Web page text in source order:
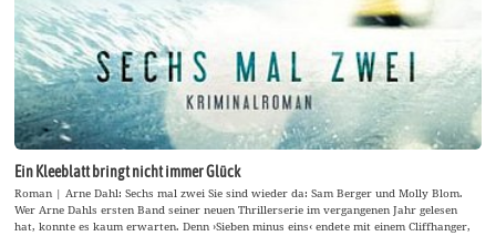
Ein Kleeblatt bringt nicht immer Glück
Roman | Arne Dahl: Sechs mal zwei Sie sind wieder da: Sam Berger und Molly Blom.
Wer Arne Dahls ersten Band seiner neuen Thrillerserie im vergangenen Jahr gelesen
hat, konnte es kaum erwarten. Denn ›Sieben minus eins‹ endete mit einem Cliffhanger,